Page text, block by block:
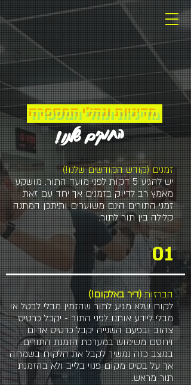
מדיניות ונהלי המספרה
!החוקים שלנו
זמנים (קודש הקודשים שלנו!)
יש להגיע 5 דקות לפני מועד התור. מושקע
מאמץ רב לדיוק בזמנים אך יחד עם זאת
זמני התורים הינם משוערים ותיתכן המתנה
קלילה בין תור לתור.
01
הברזות(דיר באלקום!)
לקוח שלא מגיע לתור שהזמין מבלי לבטל או
מבלי ליידע אותנו לפני התור - יקבל כרטיס
צהוב ובפעם השנייה יקבל כרטיס אדום
ויחסם משימוש במערכת הזמנת התורים.
במצב כזה נמשיך לקבל את הלקוח בשמחה
אך על בסיס מקום פנוי בלייב ולא בהזמנת
תור מראש.